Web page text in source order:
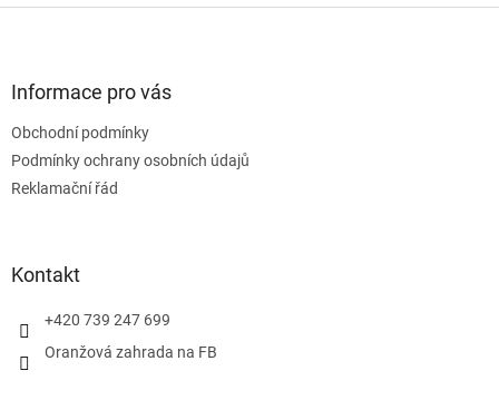
Informace pro vás
Obchodní podmínky
Podmínky ochrany osobních údajů
Reklamační řád
Kontakt
+420 739 247 699
Oranžová zahrada na FB